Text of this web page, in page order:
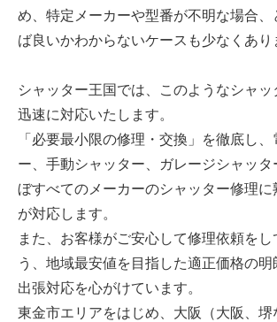
め、特定メーカーや型番が不明な場合
ば良いかわからないケースも少なくあり
シャッター王国では、このようなシャッ
迅速に対応いたします。
「必要最小限の修理・交換」を徹底し
ー、手動シャッター、ガレージシャッタ
ぼすべてのメーカーのシャッター修理に
が対応します。
また、お客様がご安心して修理依頼をし
う、地域最安値を目指した適正価格の
出張対応を心がけています。
東金市エリアをはじめ、大阪（大阪、